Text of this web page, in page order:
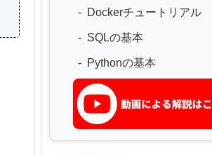
Dockerチュートリアル
SQLの基本
Pythonの基本